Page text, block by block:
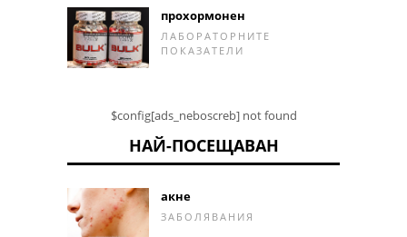
прохормонен
ЛАБОРАТОРНИТЕ
ПОКАЗАТЕЛИ
$config[ads_neboscreb] not found
НАЙ-ПОСЕЩАВАН
акне
ЗАБОЛЯВАНИЯ